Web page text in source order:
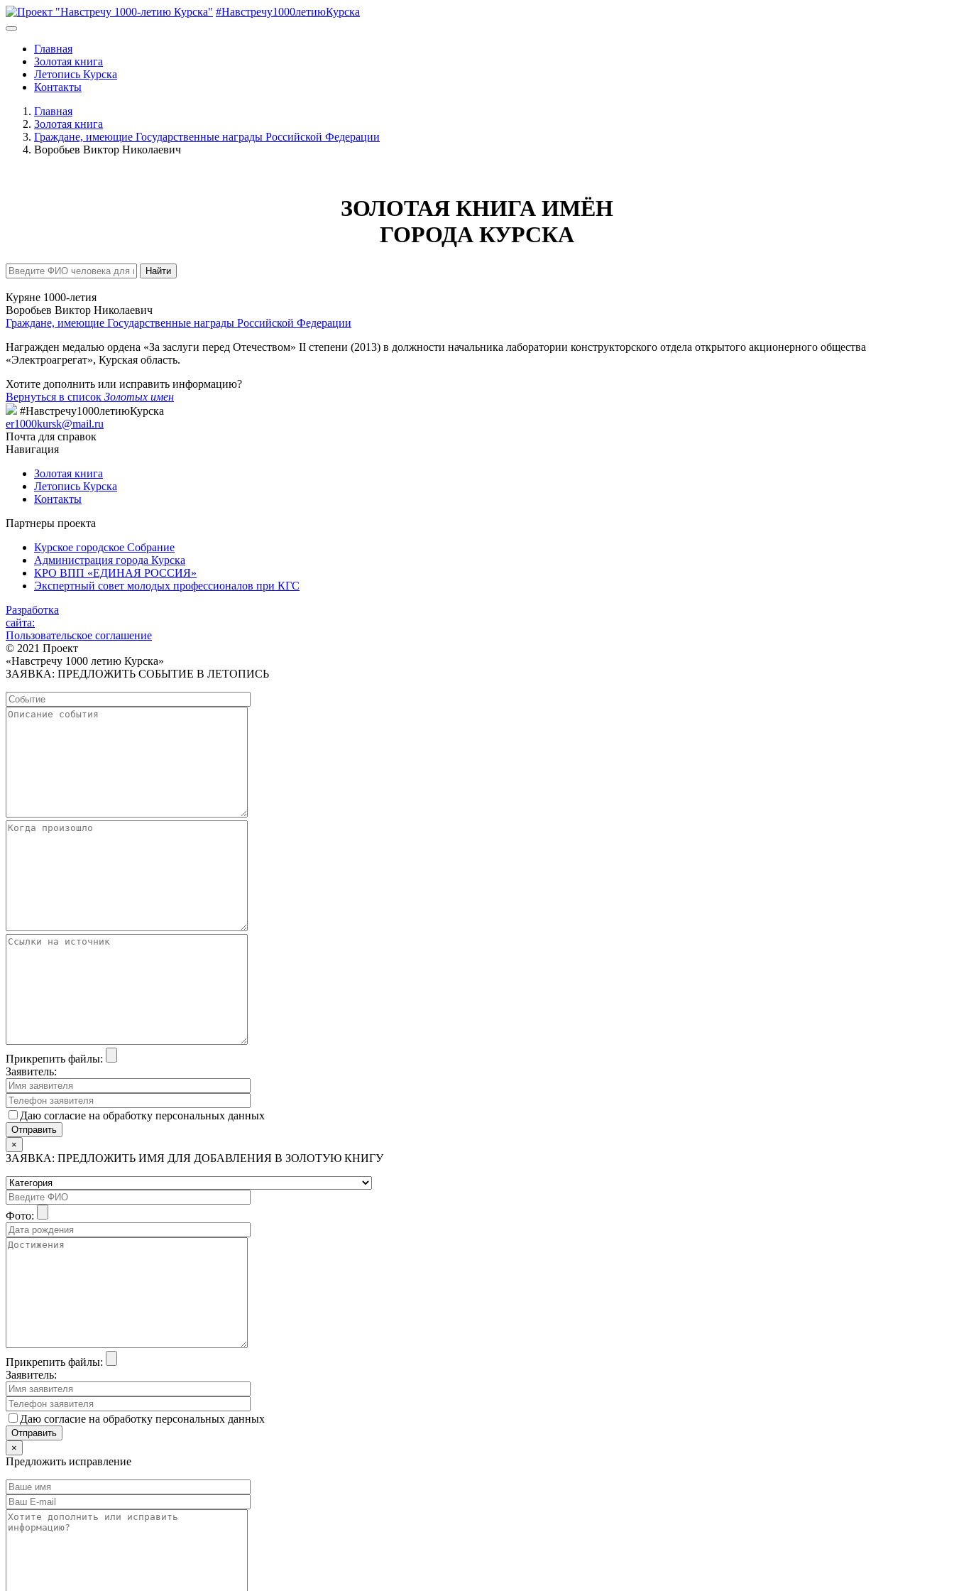
#Навстречу1000летиюКурска
Главная
Золотая книга
Летопись Курска
Контакты
Главная
Золотая книга
Граждане, имеющие Государственные награды Российской Федерации
Воробьев Виктор Николаевич
ЗОЛОТАЯ КНИГА ИМЁН
ГОРОДА КУРСКА
Найти
Куряне 1000-летия
Воробьев Виктор Николаевич
Граждане, имеющие Государственные награды Российской Федерации
Награжден медалью ордена «За заслуги перед Отечеством» II степени (2013) в должности начальника лаборатории конструкторского отдела открытого акционерного общества
«Электроагрегат», Курская область.
Хотите дополнить или исправить информацию?
Вернуться в список Золотых имен
#Навстречу1000летиюКурска
er1000kursk@mail.ru
Почта для справок
Навигация
Золотая книга
Летопись Курска
Контакты
Партнеры проекта
Курское городское Собрание
Администрация города Курска
КРО ВПП «ЕДИНАЯ РОССИЯ»
Экспертный совет молодых профессионалов при КГС
Разработка
сайта:
Пользовательское соглашение
© 2021 Проект
«Навстречу 1000 летию Курска»
ЗАЯВКА: ПРЕДЛОЖИТЬ СОБЫТИЕ В ЛЕТОПИСЬ
Прикрепить файлы:
Заявитель:
Даю согласие на обработку персональных данных
×
ЗАЯВКА: ПРЕДЛОЖИТЬ ИМЯ ДЛЯ ДОБАВЛЕНИЯ В ЗОЛОТУЮ КНИГУ
Фото:
Прикрепить файлы:
Заявитель:
Даю согласие на обработку персональных данных
×
Предложить исправление